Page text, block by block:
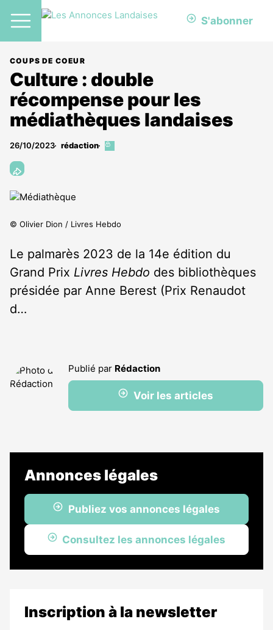
S'abonner
COUPS DE COEUR
Culture : double
récompense pour les
médiathèques landaises
26/10/2023 rédaction
Cet
© Olivier Dion / Livres Hebdo
Le palmarès 2023 de la 14e édition du
Grand Prix Livres Hebdo des bibliothèques
présidée par Anne Berest (Prix Renaudot
d…
Publié par Rédaction
Voir les articles
Annonces légales
Publiez vos annonces légales
Consultez les annonces légales
Inscription à la newsletter